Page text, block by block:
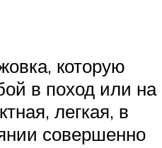
которую
в поход или на
легкая, в
совершенно